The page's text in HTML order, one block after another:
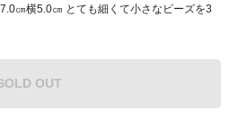
㎝横5.0㎝ とても細くて小さなビーズを3
OUT